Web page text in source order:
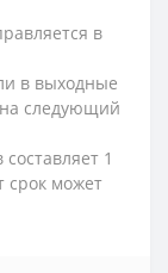
в
в выходные
следующий
1
срок может